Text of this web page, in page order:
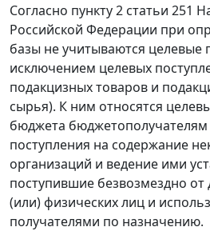
Согласно пункту 2 статьи 251
Российской Федерации при
базы не учитываются целевые
исключением целевых
подакцизных товаров и
сырья). К ним относятся
бюджета
поступления на содержание
организаций и ведение ими
поступившие безвозмездно от
(или) физических лиц и
получателями по назначению.